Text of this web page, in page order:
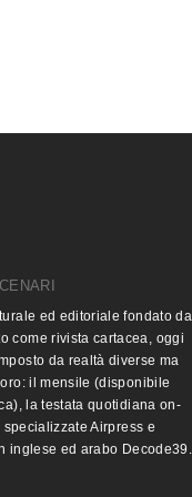
ed editoriale fondato da
come rivista cartacea, oggi
da realtà diverse ma
il mensile (disponibile
la testata quotidiana on-
Airpress e
inglese ed arabo Decode39.